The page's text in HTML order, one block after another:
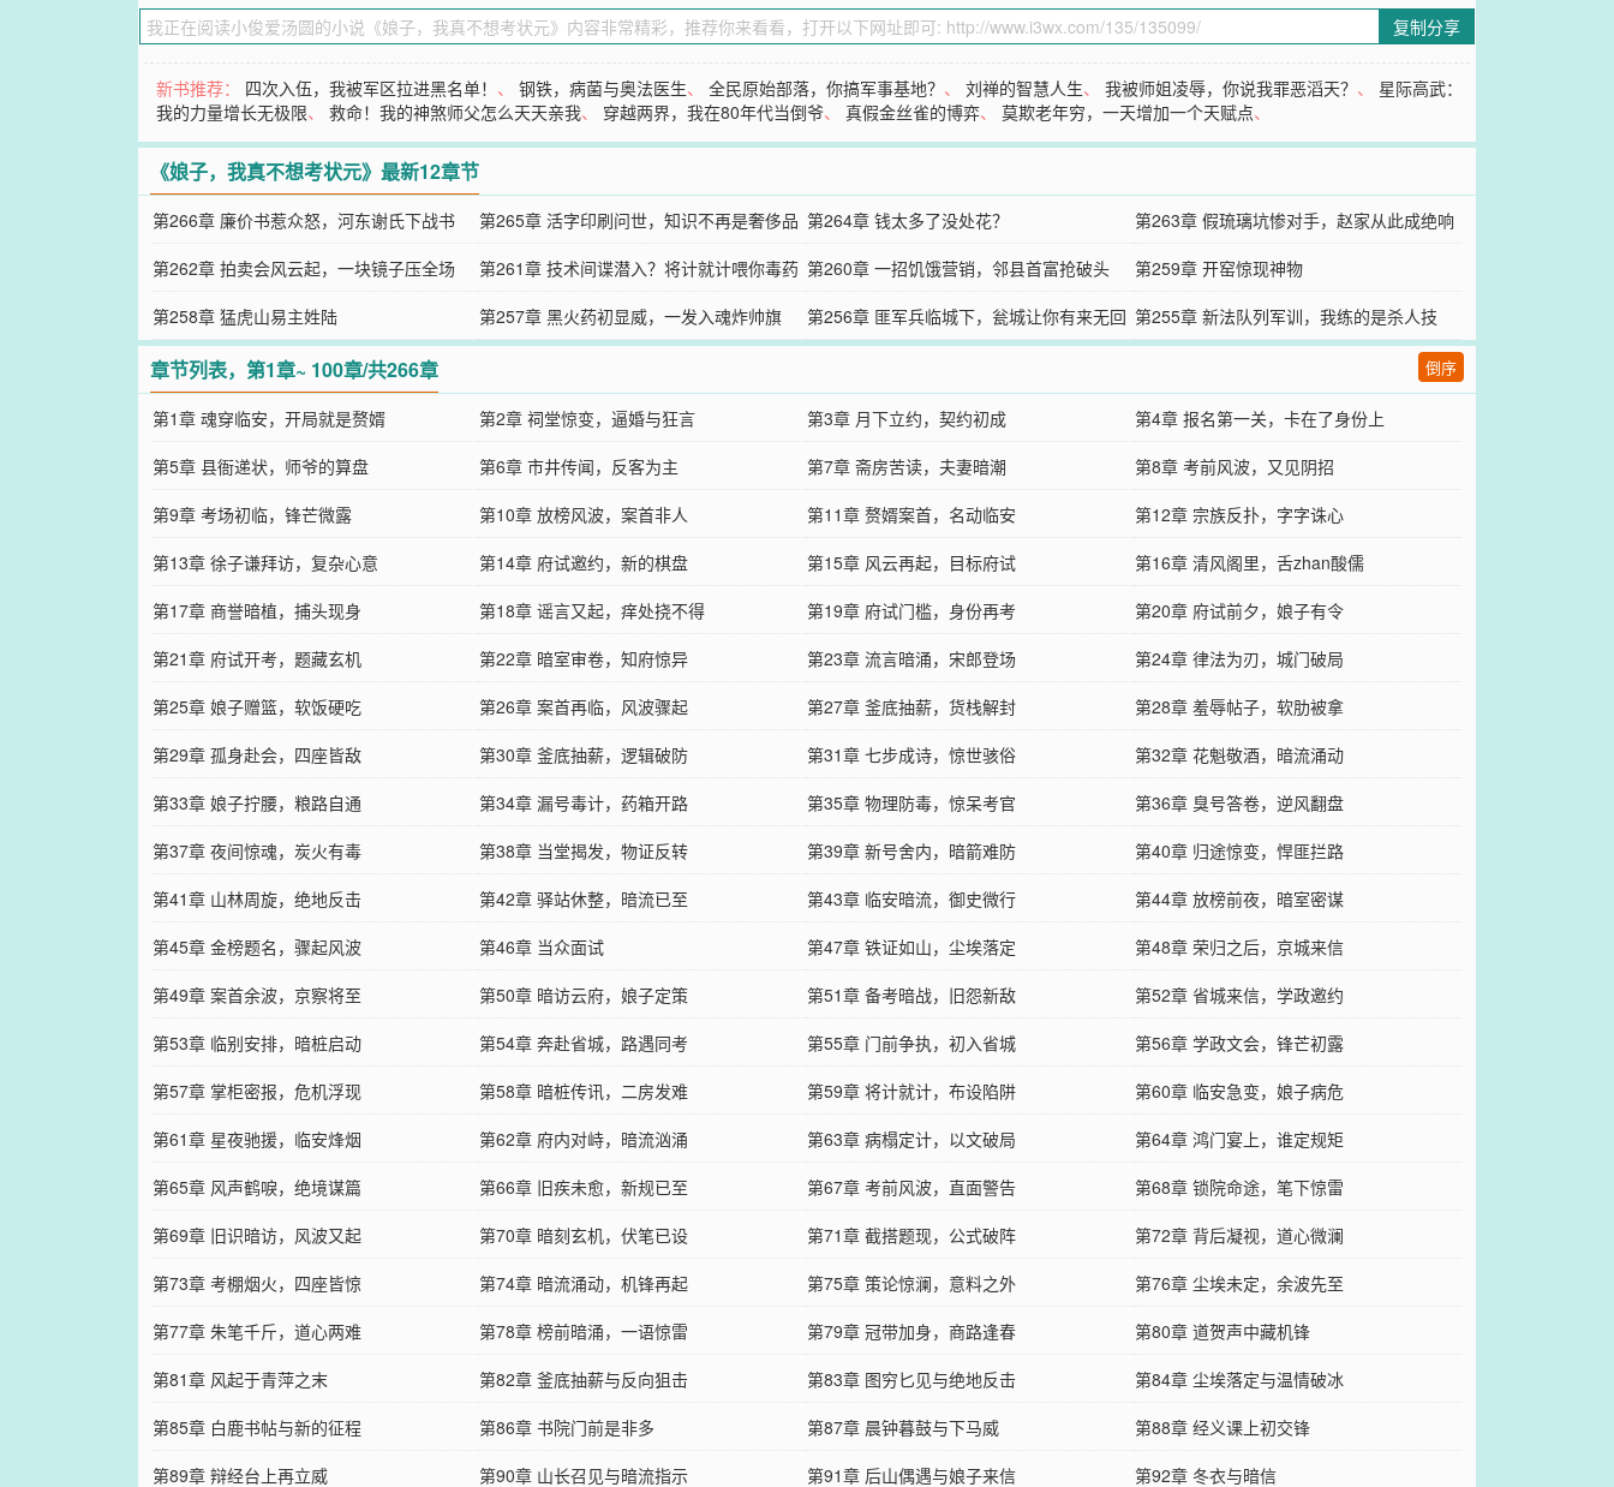
复制分享
新书推荐： 四次入伍，我被军区拉进黑名单！ 、钢铁，病菌与奥法医生、全民原始部落，你搞军事基地？ 、刘禅的智慧人生、我被师姐凌辱，你说我罪恶滔天？ 、 星际高武：
我的力量增长无极限、救命！我的神煞师父怎么天天亲我、 穿越两界，我在80年代当倒爷、真假金丝雀的博弈、莫欺老年穷，一天增加一个天赋点、
《娘子，我真不想考状元》最新12章节
第266章 廉价书惹众怒，河东谢氏下战书 第265章 活字印刷问世，知识不再是奢侈品 第264章 钱太多了没处花？
第263章 假琉璃坑惨对手，赵家从此成绝响
第262章 拍卖会风云起，一块镜子压全场
第261章 技术间谍潜入？将计就计喂你毒药 第260章 一招饥饿营销，邻县首富抢破头
第259章 开窑惊现神物
第258章 猛虎山易主姓陆
第257章 黑火药初显威，一发入魂炸帅旗 第256章 匪军兵临城下，瓮城让你有来无回 第255章 新法队列军训，我练的是杀人技
章节列表，第1章~ 100章/共266章 倒序
第1章 魂穿临安，开局就是赘婿 第2章 祠堂惊变，逼婚与狂言 第3章 月下立约，契约初成
第4章 报名第一关，卡在了身份上
第5章 县衙递状，师爷的算盘
第6章 市井传闻，反客为主 第7章 斋房苦读，夫妻暗潮
第8章 考前风波，又见阴招
第9章 考场初临，锋芒微露
第10章 放榜风波，案首非人 第11章 赘婿案首，名动临安
第12章 宗族反扑，字字诛心
第13章 徐子谦拜访，复杂心意
第14章 府试邀约，新的棋盘 第15章 风云再起，目标府试
第16章 清风阁里，舌zhan酸儒
第17章 商誉暗植，捕头现身
第18章 谣言又起，痒处挠不得 第19章 府试门槛，身份再考
第20章 府试前夕，娘子有令
第21章 府试开考，题藏玄机
第22章 暗室审卷，知府惊异 第23章 流言暗涌，宋郎登场
第24章 律法为刃，城门破局
第25章 娘子赠篮，软饭硬吃
第26章 案首再临，风波骤起 第27章 釜底抽薪，货栈解封
第28章 羞辱帖子，软肋被拿
第29章 孤身赴会，四座皆敌
第30章 釜底抽薪，逻辑破防 第31章 七步成诗，惊世骇俗
第32章 花魁敬酒，暗流涌动
第33章 娘子拧腰，粮路自通
第34章 漏号毒计，药箱开路 第35章 物理防毒，惊呆考官
第36章 臭号答卷，逆风翻盘
第37章 夜间惊魂，炭火有毒
第38章 当堂揭发，物证反转 第39章 新号舍内，暗箭难防
第40章 归途惊变，悍匪拦路
第41章 山林周旋，绝地反击
第42章 驿站休整，暗流已至 第43章 临安暗流，御史微行
第44章 放榜前夜，暗室密谋
第45章 金榜题名，骤起风波
第46章 当众面试 第47章 铁证如山，尘埃落定
第48章 荣归之后，京城来信
第49章 案首余波，京察将至
第50章 暗访云府，娘子定策 第51章 备考暗战，旧怨新敌
第52章 省城来信，学政邀约
第53章 临别安排，暗桩启动
第54章 奔赴省城，路遇同考 第55章 门前争执，初入省城
第56章 学政文会，锋芒初露
第57章 掌柜密报，危机浮现
第58章 暗桩传讯，二房发难 第59章 将计就计，布设陷阱
第60章 临安急变，娘子病危
第61章 星夜驰援，临安烽烟
第62章 府内对峙，暗流汹涌 第63章 病榻定计，以文破局
第64章 鸿门宴上，谁定规矩
第65章 风声鹤唳，绝境谋篇
第66章 旧疾未愈，新规已至 第67章 考前风波，直面警告
第68章 锁院命途，笔下惊雷
第69章 旧识暗访，风波又起
第70章 暗刻玄机，伏笔已设 第71章 截搭题现，公式破阵
第72章 背后凝视，道心微澜
第73章 考棚烟火，四座皆惊
第74章 暗流涌动，机锋再起 第75章 策论惊澜，意料之外
第76章 尘埃未定，余波先至
第77章 朱笔千斤，道心两难
第78章 榜前暗涌，一语惊雷 第79章 冠带加身，商路逢春
第80章 道贺声中藏机锋
第81章 风起于青萍之末
第82章 釜底抽薪与反向狙击 第83章 图穷匕见与绝地反击
第84章 尘埃落定与温情破冰
第85章 白鹿书帖与新的征程
第86章 书院门前是非多 第87章 晨钟暮鼓与下马威
第88章 经义课上初交锋
第89章 辩经台上再立威
第90章 山长召见与暗流指示 第91章 后山偶遇与娘子来信 第92章 冬衣与暗信